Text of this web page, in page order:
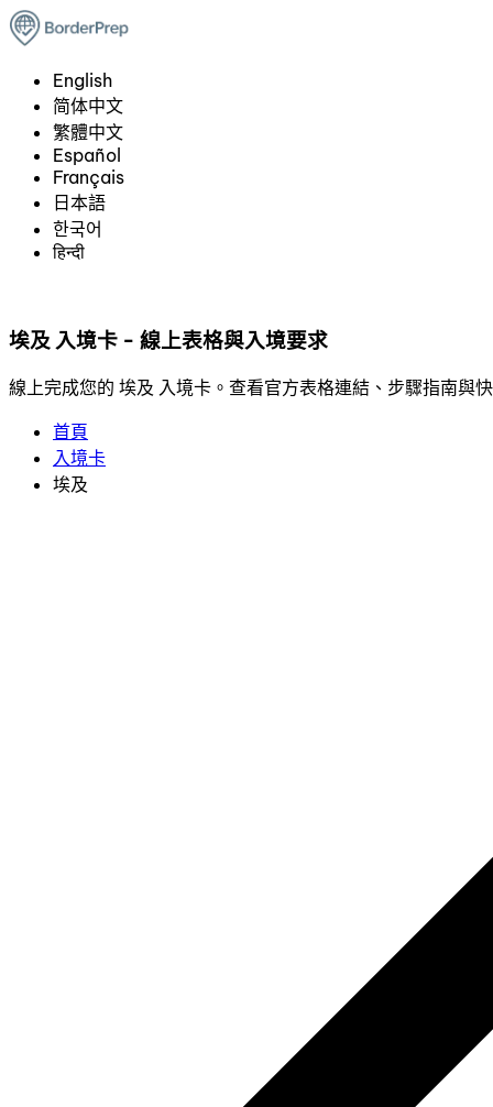
English
简体中文
繁體中文
Español
Français
日本語
한국어
हिन्दी
埃及 入境卡 - 線上表格與入境要求
線上完成您的 埃及 入境卡。查看官方表格連結、步驟指南與
首頁
入境卡
埃及